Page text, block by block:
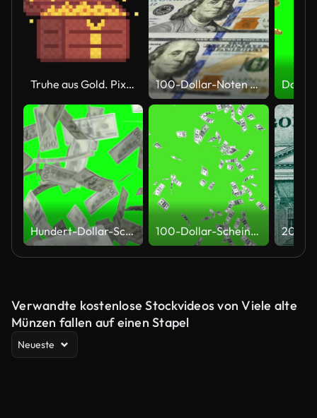
Truhe aus Gold. Pixelgrafik. Retro-Spielstil. Loop-Animation auf schwarzem Bildschirmhintergrund. 4K-Auflösung. 100-Dollar-Noten Hintergrund
Hundert-Dollar-Scheine, die mit Greenscreen-Hintergrund für visuelle Chroma-Key-Effekte oder Stock-Motion-Graphic-Overlays fallen. Geldregen mit isoliertem Greenscreen-Hintergrund für Finanz-VFX, Anlagekonzepte oder wirtschaftsbezogene Videoinhalte 100-Dollar-Scheine Greenscreen. Regen-Effekte. 3D-Animation Money Rain, Business-Animation Money, Effekte Produktionshintergrund. Vertikales Video.
Verwandte kostenlose Stockvideos von Viele alte
Münzen fallen auf einen Stapel
Neueste